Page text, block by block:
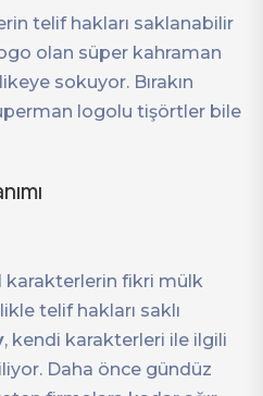
telif hakları saklanabilir
olan süper kahraman
sokuyor. Bırakın
logolu tişörtler bile
karakterlerin fikri mülk
telif hakları saklı
, kendi karakterleri ile ilgili
Daha önce gündüz